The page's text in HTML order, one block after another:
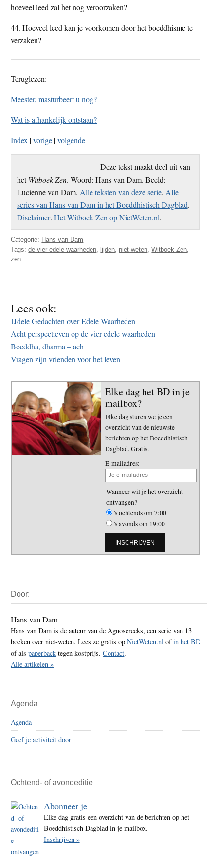
hoeveel leed zal het nog veroorzaken?
44. Hoeveel leed kan je voorkomen door het boeddhisme te
verzaken?
Teruglezen:
Meester, masturbeert u nog?
Wat is afhankelijk ontstaan?
Index |vorige |volgende
Deze tekst maakt deel uit van
hetWitboek Zen. Woord: Hans van Dam. Beeld:
Lucienne van Dam. Alle teksten van deze serie. Alle
series van Hans van Dam in het Boeddhistisch Dagblad.
Disclaimer. Het Witboek Zen op NietWeten.nl.
Categorie: Hans van Dam
Tags:de vier edele waarheden lijden niet-weten ,Witboek Zen
zen
Lees ook:
IJdele Gedachten over Edele Waarheden
Acht perspectieven op de vier edele waarheden
Boeddha, dharma – ach
Vragen zijn vrienden voor het leven
Elke dag het BD in je
mailbox?
Elke dag sturen we je een
overzicht van de nieuwste
berichten op het Boeddhistisch
Dagblad. Gratis.
E-mailadres:
Wanneer wil je het overzicht
ontvangen?
's ochtends om 7:00
's avonds om 19:00
Sidebar
Door:
Hans van Dam
Hans van Dam is de auteur van de Agnosereeks, een serie van 13
boeken over niet-weten. Lees ze gratis opNietWeten.nl ofin het BD
of alspaperback tegen kostprijs.Contact.
Alle artikelen »
Agenda
Agenda
Geef je activiteit door
Ochtend- of avondeditie
Abonneer je
Elke dag gratis een overzicht van de berichten op het
Boeddhistisch Dagblad in je mailbox.
Inschrijven »